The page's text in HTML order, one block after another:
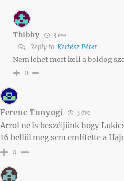
Thibby 3 éve
Reply to Kertész Péter
Nem lehet mert kell a boldog
0
Ferenc Tunyogi 3 éve
Arrol ne is beszéljünk hogy
16 bellül meg sem említette a
0